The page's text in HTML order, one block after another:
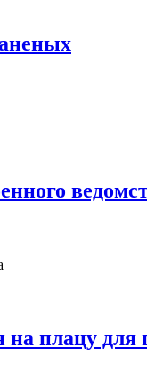
плацу для